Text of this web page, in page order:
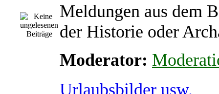
Meldungen aus dem
der Historie oder
Moderator:
Urlaubsbilder usw.